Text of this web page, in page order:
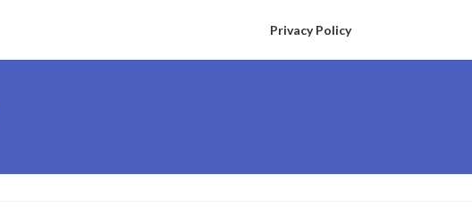
Privacy Policy